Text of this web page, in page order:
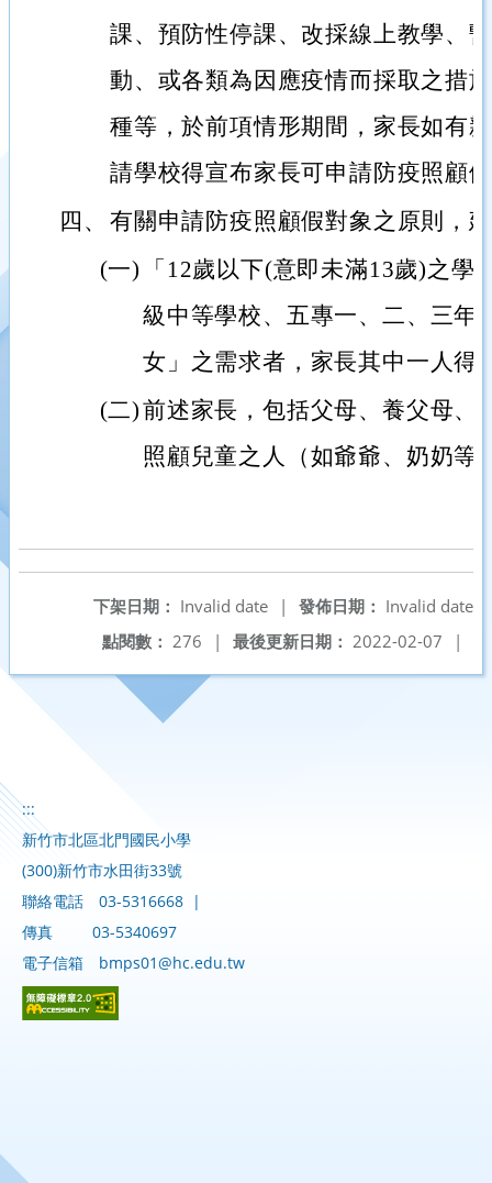
課、預防性停課、改採線上教學、
動、或各類為因應疫情而採取之措
種等，於前項情形期間，家長如有
請學校得宣布家長可申請防疫照顧
四、 有關申請防疫照顧假對象之原則，
(一)
「12歲以下(意即未滿13歲)之學
級中等學校、五專一、二、三年
女」之需求者，家長其中一人得
(二)前述家長，包括父母、養父母、
照顧兒童之人（如爺爺、奶奶等
發佈日期： Invalid date
下架日期： Invalid date
|
最後更新日期： 2022-02-07 |
點閱數： 276 |
:::
新竹市北區北門國民小學
(300)新竹市水田街33號
聯絡電話
03-5316668 |
傳真
03-5340697
電子信箱
bmps01@hc.edu.tw